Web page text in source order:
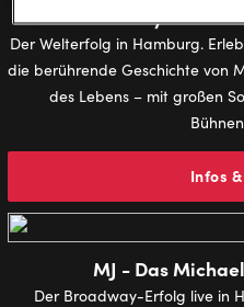
Disneys DER
Der Welterfolg in Hamburg.
die berührende Geschichte von
des Lebens – mit großen
Infos
MJ - Das
Der Broadway-Erfolg live in